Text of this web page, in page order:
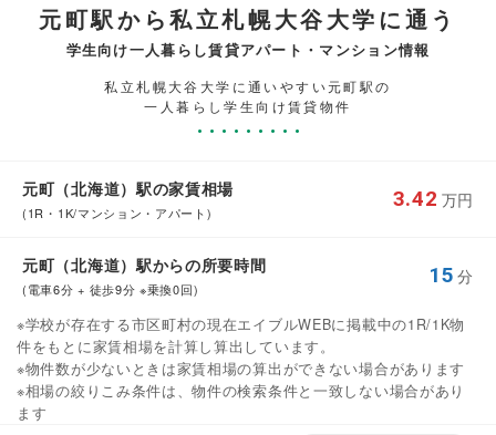
元町駅から私立札幌大谷大学に通う
学生向け一人暮らし賃貸アパート・マンション情報
私立札幌大谷大学に通いやすい元町駅の
一人暮らし学生向け賃貸物件
元町（北海道）駅の家賃相場
(1R・1K/マンション・アパート)
3.42 万円
元町（北海道）駅からの所要時間
(電車6分 + 徒歩9分 ※乗換0回)
15 分
※学校が存在する市区町村の現在エイブルWEBに掲載中の1R/1K物
件をもとに家賃相場を計算し算出しています。
※物件数が少ないときは家賃相場の算出ができない場合があります
※相場の絞りこみ条件は、物件の検索条件と一致しない場合があり
ます